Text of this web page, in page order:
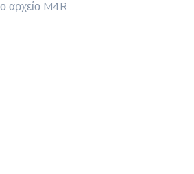
αρχείο M4R